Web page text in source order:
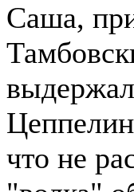
Саша,
что не